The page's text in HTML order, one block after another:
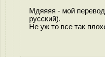
Мдяяяя - мой
русский).
Не уж то все так